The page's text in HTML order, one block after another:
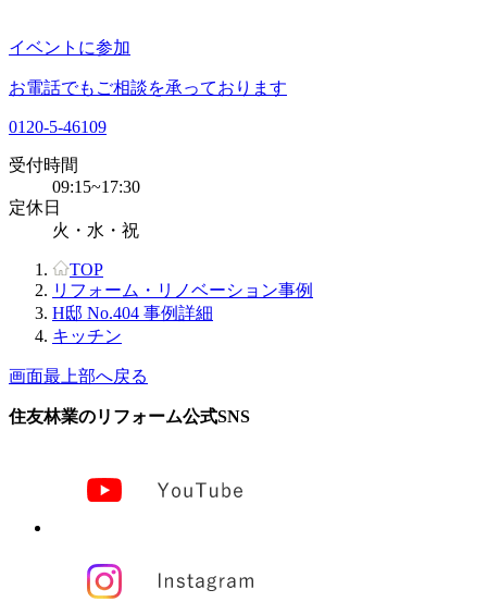
イベントに参加
お電話でもご相談を承っております
0120-5-46109
受付時間
09:15~17:30
定休日
火・水・祝
TOP
リフォーム・リノベーション事例
H邸 No.404 事例詳細
キッチン
画面最上部へ戻る
住友林業のリフォーム公式SNS